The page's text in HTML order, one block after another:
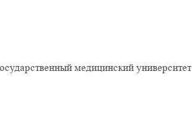
медицинский университет